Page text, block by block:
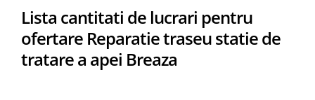
Lista cantitati de lucrari pentru
ofertare Reparatie traseu statie de
tratare a apei Breaza